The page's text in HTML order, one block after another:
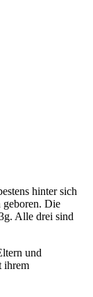
hinter sich
geboren. Die
Alle drei sind
und
ihrem